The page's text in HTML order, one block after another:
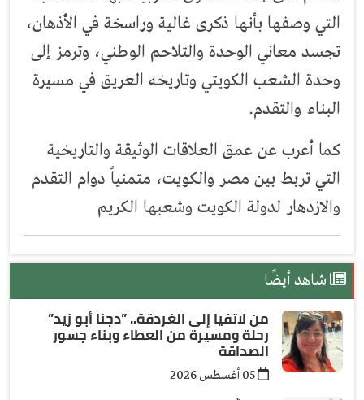
التي وصفها بأنها ذكرى غالية وراسخة في الأذهان،
تجسد معاني الوحدة والتلاحم الوطني، وترمز إلى
وحدة الشعب الكويتي وتاريخه العريق في مسيرة
البناء والتقدم.
كما أعرب عن عمق العلاقات الوثيقة والتاريخية
التي تربط بين مصر والكويت، متمنياً دوام التقدم
والازدهار لدولة الكويت وشعبها الكريم
شاهد أيضًا
من لاتفيا إلى الغردقة.. ”دجنا أبو زيد”
رحلة ومسيرة من العطاء وبناء جسور
الصداقة